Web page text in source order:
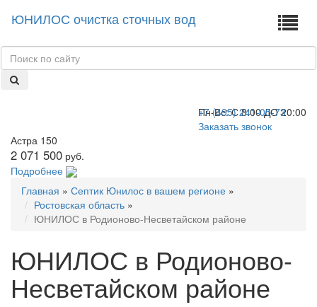
ЮНИЛОС очистка сточных вод
+7 (495) 241-05-73
Пн-Вс: С 8:00 ДО 20:00
Заказать звонок
Астра 150
2 071 500 руб.
Подробнее
Главная » Септик Юнилос в вашем регионе »
Ростовская область »
ЮНИЛОС в Родионово-Несветайском районе
ЮНИЛОС в Родионово-
Несветайском районе